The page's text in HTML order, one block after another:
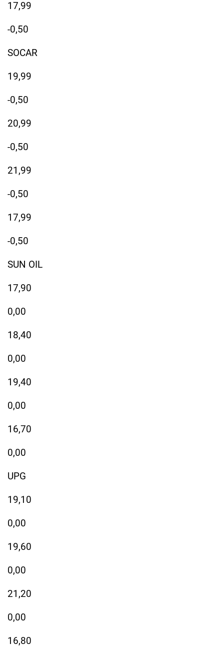
17,99
-0,50
SOCAR
19,99
-0,50
20,99
-0,50
21,99
-0,50
17,99
-0,50
SUN OIL
17,90
0,00
18,40
0,00
19,40
0,00
16,70
0,00
UPG
19,10
0,00
19,60
0,00
21,20
0,00
16,80